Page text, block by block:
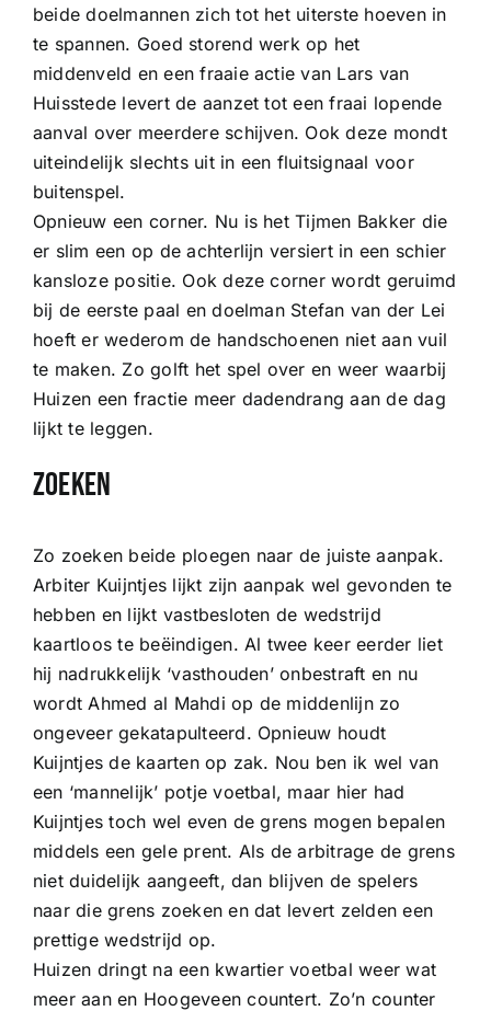
beide doelmannen zich tot het uiterste hoeven in
te spannen. Goed storend werk op het
middenveld en een fraaie actie van Lars van
Huisstede levert de aanzet tot een fraai lopende
aanval over meerdere schijven. Ook deze mondt
uiteindelijk slechts uit in een fluitsignaal voor
buitenspel.
Opnieuw een corner. Nu is het Tijmen Bakker die
er slim een op de achterlijn versiert in een schier
kansloze positie. Ook deze corner wordt geruimd
bij de eerste paal en doelman Stefan van der Lei
hoeft er wederom de handschoenen niet aan vuil
te maken. Zo golft het spel over en weer waarbij
Huizen een fractie meer dadendrang aan de dag
lijkt te leggen.
Zoeken
Zo zoeken beide ploegen naar de juiste aanpak.
Arbiter Kuijntjes lijkt zijn aanpak wel gevonden te
hebben en lijkt vastbesloten de wedstrijd
kaartloos te beëindigen. Al twee keer eerder liet
hij nadrukkelijk ‘vasthouden’ onbestraft en nu
wordt Ahmed al Mahdi op de middenlijn zo
ongeveer gekatapulteerd. Opnieuw houdt
Kuijntjes de kaarten op zak. Nou ben ik wel van
een ‘mannelijk’ potje voetbal, maar hier had
Kuijntjes toch wel even de grens mogen bepalen
middels een gele prent. Als de arbitrage de grens
niet duidelijk aangeeft, dan blijven de spelers
naar die grens zoeken en dat levert zelden een
prettige wedstrijd op.
Huizen dringt na een kwartier voetbal weer wat
meer aan en Hoogeveen countert. Zo’n counter